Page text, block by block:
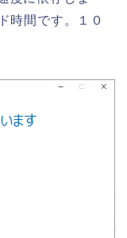
時間です。１０